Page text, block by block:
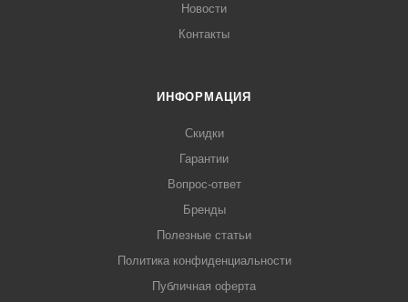
Новости
Контакты
ИНФОРМАЦИЯ
Скидки
Гарантии
Вопрос-ответ
Бренды
Полезные статьи
Политика конфиденциальности
Публичная оферта